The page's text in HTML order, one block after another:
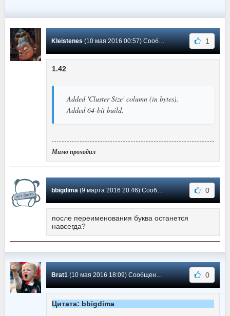
Kleistenes(10 мая 2016 00:57) Сообщение #7 1
1.42
Added 'Cluster Size' column (in bytes).
Added 64-bit build.
Мимо проходил
bbigdima(9 марта 2016 20:46) Сообщение #6 0
после переименования буква останется
навсегда?
Brat1(10 мая 2016 18:09) Сообщение #5 0
Цитата: bbigdima